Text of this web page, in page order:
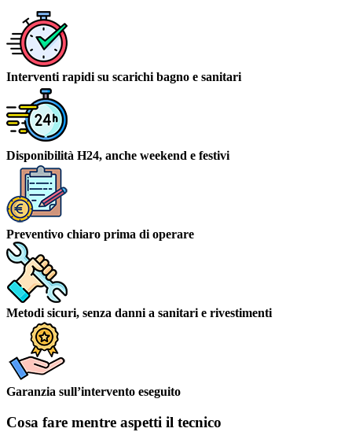
Interventi rapidi su scarichi bagno e sanitari
Disponibilità H24, anche weekend e festivi
Preventivo chiaro prima di operare
Metodi sicuri, senza danni a sanitari e rivestimenti
Garanzia sull’intervento eseguito
Cosa fare mentre aspetti il tecnico